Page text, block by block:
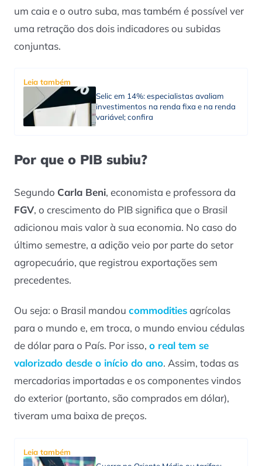
um caia e o outro suba, mas também é possível ver
uma retração dos dois indicadores ou subidas
conjuntas.
Leia também
Selic em 14%: especialistas avaliam
investimentos na renda fixa e na renda
variável; confira
Por que o PIB subiu?
Segundo Carla Beni, economista e professora da
FGV, o crescimento do PIB significa que o Brasil
adicionou mais valor à sua economia. No caso do
último semestre, a adição veio por parte do setor
agropecuário, que registrou exportações sem
precedentes.
Ou seja: o Brasil mandou commoditiesagrícolas
para o mundo e, em troca, o mundo enviou cédulas
de dólar para o País. Por isso, o real tem se
valorizado desde o início do ano. Assim, todas as
mercadorias importadas e os componentes vindos
do exterior (portanto, são comprados em dólar),
tiveram uma baixa de preços.
Leia também